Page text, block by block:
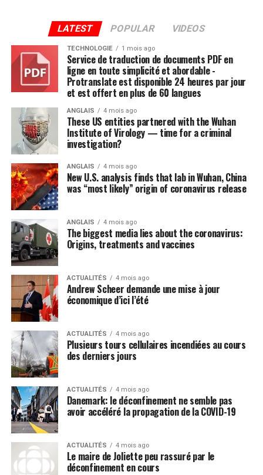
LATEST POPULAR VIDEOS
TECHNOLOGIE 1 mois ago
Service de traduction de documents PDF en
ligne en toute simplicité et abordable -
Protranslate est disponible 24 heures par jour
et est offert en plus de 60 langues
ANGLAIS 4 mois ago
These US entities partnered with the Wuhan
Institute of Virology — time for a criminal
investigation?
ANGLAIS 4 mois ago
New U.S. analysis finds that lab in Wuhan, China
was “most likely” origin of coronavirus release
ANGLAIS 4 mois ago
The biggest media lies about the coronavirus:
Origins, treatments and vaccines
ACTUALITÉS 4 mois ago
Andrew Scheer demande une mise à jour
économique d’ici l’été
ACTUALITÉS 4 mois ago
Plusieurs tours cellulaires incendiées au cours
des derniers jours
ACTUALITÉS 4 mois ago
Danemark: le déconfinement ne semble pas
avoir accéléré la propagation de la COVID-19
ACTUALITÉS 4 mois ago
Le maire de Joliette peu rassuré par le
déconfinement en cours